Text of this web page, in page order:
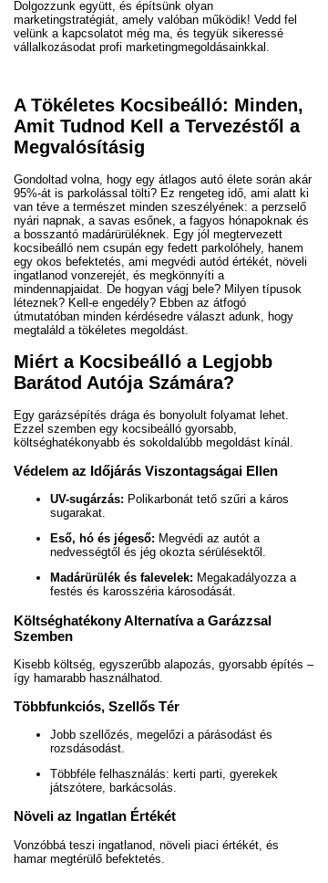
Dolgozzunk együtt, és építsünk olyan
marketingstratégiát, amely valóban működik! Vedd fel
velünk a kapcsolatot még ma, és tegyük sikeressé
vállalkozásodat profi marketingmegoldásainkkal.
A Tökéletes Kocsibeálló: Minden,
Amit Tudnod Kell a Tervezéstől a
Megvalósításig
Gondoltad volna, hogy egy átlagos autó élete során akár
95%-át is parkolással tölti? Ez rengeteg idő, ami alatt ki
van téve a természet minden szeszélyének: a perzselő
nyári napnak, a savas esőnek, a fagyos hónapoknak és
a bosszantó madárürüléknek. Egy jól megtervezett
kocsibeálló nem csupán egy fedett parkolóhely, hanem
egy okos befektetés, ami megvédi autód értékét, növeli
ingatlanod vonzerejét, és megkönnyíti a
mindennapjaidat. De hogyan vágj bele? Milyen típusok
léteznek? Kell-e engedély? Ebben az átfogó
útmutatóban minden kérdésedre választ adunk, hogy
megtaláld a tökéletes megoldást.
Miért a Kocsibeálló a Legjobb
Barátod Autója Számára?
Egy garázsépítés drága és bonyolult folyamat lehet.
Ezzel szemben egy kocsibeálló gyorsabb,
költséghatékonyabb és sokoldalúbb megoldást kínál.
Védelem az Időjárás Viszontagságai Ellen
UV-sugárzás: Polikarbonát tető szűri a káros
sugarakat.
Eső, hó és jégeső: Megvédi az autót a
nedvességtől és jég okozta sérülésektől.
Madárürülék és falevelek: Megakadályozza a
festés és karosszéria károsodását.
Költséghatékony Alternatíva a Garázzsal
Szemben
Kisebb költség, egyszerűbb alapozás, gyorsabb építés –
így hamarabb használhatod.
Többfunkciós, Szellős Tér
Jobb szellőzés, megelőzi a párásodást és
rozsdásodást.
Többféle felhasználás: kerti parti, gyerekek
játszótere, barkácsolás.
Növeli az Ingatlan Értékét
Vonzóbbá teszi ingatlanod, növeli piaci értékét, és
hamar megtérülő befektetés.